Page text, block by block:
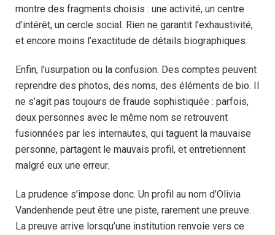
montre des fragments choisis : une activité, un centre
d’intérêt, un cercle social. Rien ne garantit l’exhaustivité,
et encore moins l’exactitude de détails biographiques.
Enfin, l’usurpation ou la confusion. Des comptes peuvent
reprendre des photos, des noms, des éléments de bio. Il
ne s’agit pas toujours de fraude sophistiquée : parfois,
deux personnes avec le même nom se retrouvent
fusionnées par les internautes, qui taguent la mauvaise
personne, partagent le mauvais profil, et entretiennent
malgré eux une erreur.
La prudence s’impose donc. Un profil au nom d’Olivia
Vandenhende peut être une piste, rarement une preuve.
La preuve arrive lorsqu’une institution renvoie vers ce